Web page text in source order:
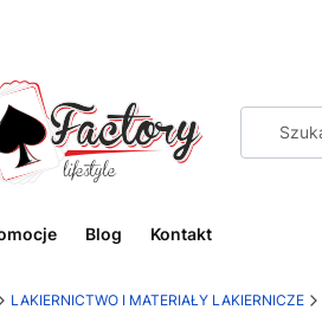
Blog Kontakt
LAKIERNICTWO I MATERIAŁY LAKIERNICZE